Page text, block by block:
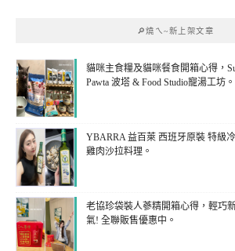
🔎燒ㄟ~新上架文章
貓咪主食糧及貓咪餐食開箱心得，
Pawta 波塔 & Food Studio寵湯工坊。
YBARRA 益百萊 西班牙原裝 特級
雞肉沙拉料理。
老協珍袋裝人蔘精開箱心得，輕巧
氣! 全聯販售優惠中。